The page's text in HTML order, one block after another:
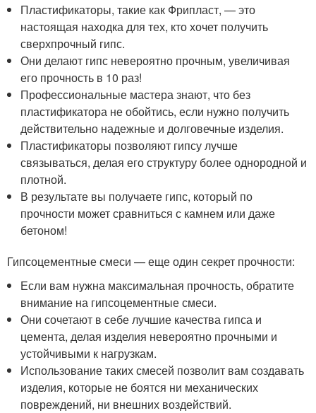
Пластификаторы, такие как Фрипласт, — это
настоящая находка для тех, кто хочет получить
сверхпрочный гипс.
Они делают гипс невероятно прочным, увеличивая
его прочность в 10 раз!
Профессиональные мастера знают, что без
пластификатора не обойтись, если нужно получить
действительно надежные и долговечные изделия.
Пластификаторы позволяют гипсу лучше
связываться, делая его структуру более однородной и
плотной.
В результате вы получаете гипс, который по
прочности может сравниться с камнем или даже
бетоном!
Гипсоцементные смеси — еще один секрет прочности:
Если вам нужна максимальная прочность, обратите
внимание на гипсоцементные смеси.
Они сочетают в себе лучшие качества гипса и
цемента, делая изделия невероятно прочными и
устойчивыми к нагрузкам.
Использование таких смесей позволит вам создавать
изделия, которые не боятся ни механических
повреждений, ни внешних воздействий.